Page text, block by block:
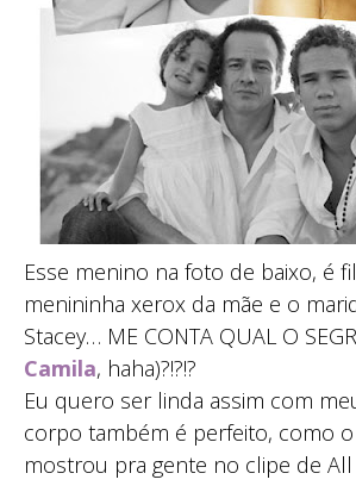
Esse menino na foto de baixo, é
menininha xerox da mãe e o
Stacey… ME CONTA QUAL O
Camila, haha)?!?!?
Eu quero ser linda assim com
corpo também é perfeito, como o
mostrou pra gente no clipe de All